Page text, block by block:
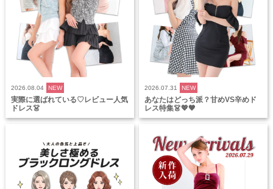
2026.08.04 NEW
実際に選ばれている♡レビュー人気
ドレス👗
2026.07.31 NEW
あなたはどっち派？甘めVS辛めド
レス特集👗💖🖤